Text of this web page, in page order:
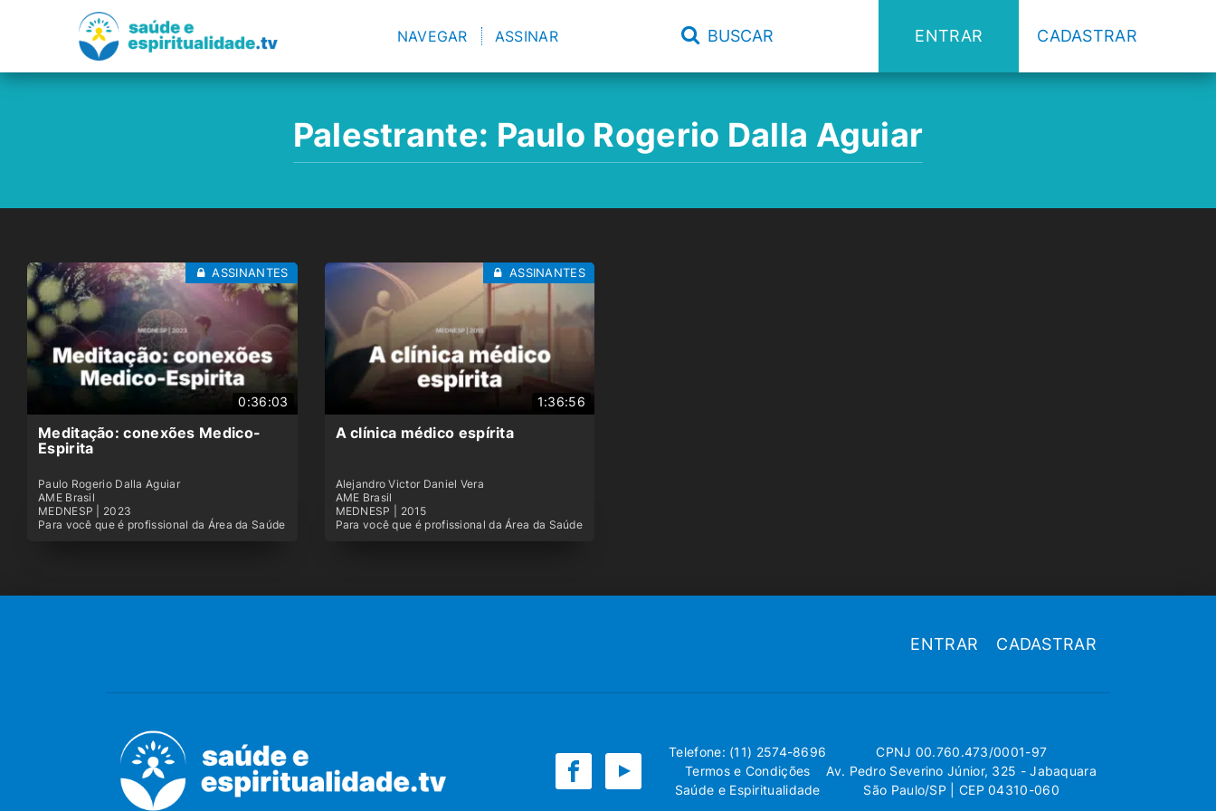
NAVEGAR ASSINAR BUSCAR ENTRAR CADASTRAR
Palestrante: Paulo Rogerio Dalla Aguiar
0:36:03
Meditação: conexões Medico-
Espirita
Paulo Rogerio Dalla Aguiar
AME Brasil
MEDNESP | 2023
Para você que é profissional da Área da Saúde
ASSINANTES
1:36:56
A clínica médico espírita
Alejandro Victor Daniel Vera
AME Brasil
MEDNESP | 2015
Para você que é profissional da Área da Saúde
ASSINANTES
ENTRAR CADASTRAR
Telefone: (11) 2574-8696
Termos e Condições
Saúde e Espiritualidade
CPNJ 00.760.473/0001-97
Av. Pedro Severino Júnior, 325 - Jabaquara
São Paulo/SP | CEP 04310-060